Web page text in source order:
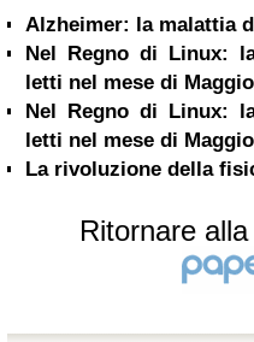
Alzheimer: la malattia
Nel Regno di Linux:
letti nel mese di
Nel Regno di Linux:
letti nel mese di
La rivoluzione della
Ritornare